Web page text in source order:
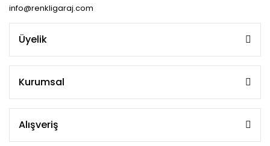
info@renkligaraj.com
Üyelik
Kurumsal
Alışveriş